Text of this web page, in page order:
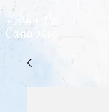
Antonella
Canavese